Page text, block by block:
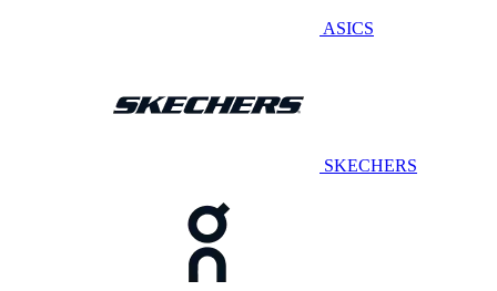
ASICS
SKECHERS